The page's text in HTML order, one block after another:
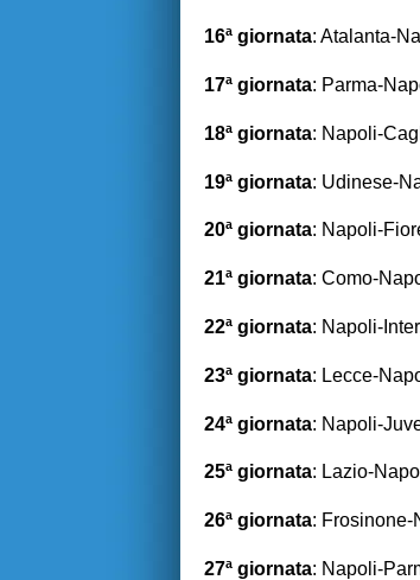
16ª giornata: Atalanta-
17ª giornata: Parma-
18ª giornata: Napoli-
19ª giornata: Udinese-
20ª giornata: Napoli-
21ª giornata: Como-
22ª giornata: Napoli-
23ª giornata: Lecce-
24ª giornata: Napoli-
25ª giornata: Lazio-
26ª giornata: Frosinone-
27ª giornata: Napoli-